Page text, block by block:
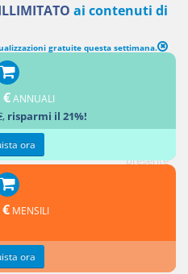
DIRITTO AMBIENTALE
presente
articoli
ai contenuti di
gratuite questa settimana.
€ANNUALI
, risparmi il 21%!
ora
MENSILI
ora